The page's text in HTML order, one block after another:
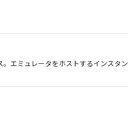
エミュレータをホストするインスタ